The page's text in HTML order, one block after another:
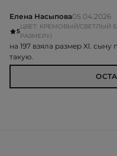
Елена Насыпова05.04.2026
5
ЦВЕТ: КРЕМОВЫЙ/СВЕТЛЫЙ
РАЗМЕРУ)
на 197 взяла размер Xl.
такую.